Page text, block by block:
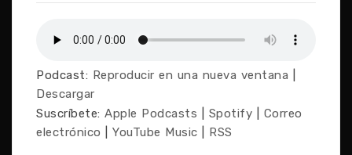
Podcast: Reproducir en una nueva ventana
Descargar
Suscríbete: Apple Podcasts Spotify
Correo
electrónico
YouTube Music RSS